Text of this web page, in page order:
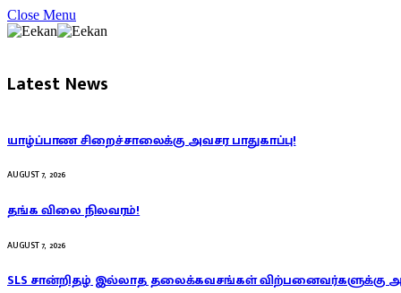
Close Menu
Latest News
யாழ்ப்பாண சிறைச்சாலைக்கு அவசர பாதுகாப்பு!
AUGUST 7, 2026
தங்க விலை நிலவரம்!
AUGUST 7, 2026
SLS சான்றிதழ் இல்லாத தலைக்கவசங்கள் விற்பனைவர்களுக்கு